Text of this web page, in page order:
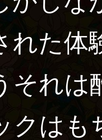
れた体
それは
クはも